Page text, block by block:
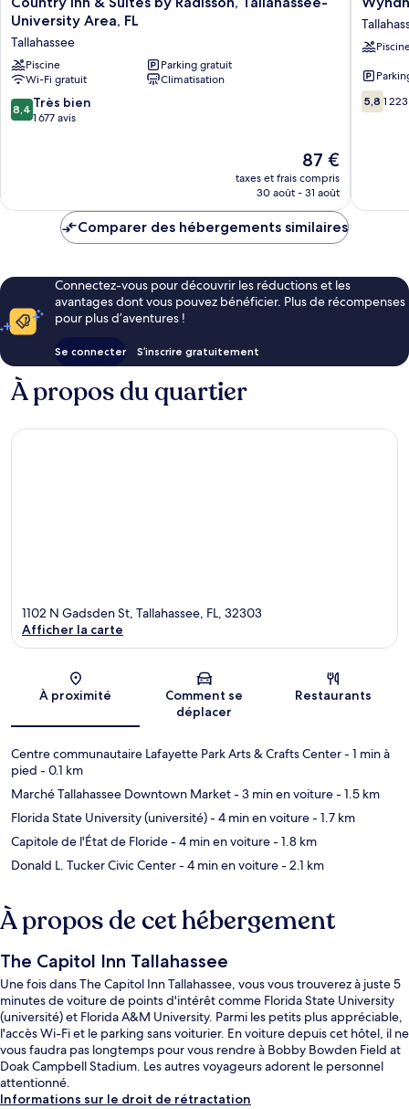
Inn
Suites
by
Radisson,
Tallahassee-
University
University Area, FL
Tallahassee
Piscine
Parking gratuit
Wi-Fi gratuit
Climatisation
8.4
sur
8,4 Très bien
1 677 avis
Le
nouveau
prix
de
87 €
taxes et frais compris
30 août - 31 août
Garden
Capitol
5.8
sur
5,8 1
Comparer des hébergements similaires
Connectez-vous pour découvrir les réductions et les
avantages dont vous pouvez bénéficier. Plus de récompenses
pour plus d’aventures !
Se connecter S’inscrire gratuitement
À propos du quartier
Carte
1102 N Gadsden St, Tallahassee, FL, 32303
Afficher la carte
À proximité
Comment se
déplacer
Restaurants
Centre communautaire Lafayette Park Arts & Crafts Center- 1 min à
pied - 0.1 km
Marché Tallahassee Downtown Market- 3 min en voiture- 1.5 km
Florida State University (université)- 4 min en voiture- 1.7 km
Capitole de l'État de Floride- 4 min en voiture- 1.8 km
Donald L. Tucker Civic Center- 4 min en voiture- 2.1 km
À propos de cet hébergement
The Capitol Inn Tallahassee
Une fois dans The Capitol Inn Tallahassee, vous vous trouverez à juste 5
minutes de voiture de points d'intérêt comme Florida State University
(université) et Florida A&M University. Parmi les petits plus appréciable,
l'accès Wi-Fi et le parking sans voiturier. En voiture depuis cet hôtel, il ne
vous faudra pas longtemps pour vous rendre à Bobby Bowden Field at
Doak Campbell Stadium. Les autres voyageurs adorent le personnel
attentionné.
Informations sur le droit de rétractation